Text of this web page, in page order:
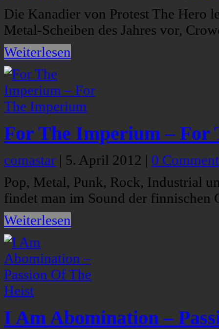
Die Kanadier von Protest The Hero
Metal-Scheiben des Jahres vor,
Weiterlesen
For The Imperium – For
comastar | 5. April 2012 | 0
Pop, Metal, Punk, Rock, Industrial
findet man im Sound der finnischen
Weiterlesen
I Am Abomination –